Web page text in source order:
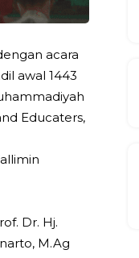
acara
awal 1443
Educaters,
Dr. Hj.
M.Ag